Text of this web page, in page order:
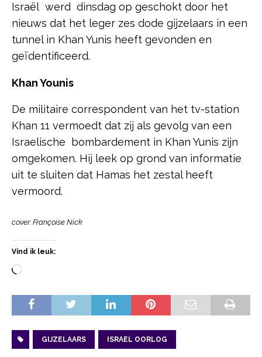
Israël werd dinsdag op geschokt door het
nieuws dat het leger zes dode gijzelaars in een
tunnel in Khan Yunis heeft gevonden en
geïdentificeerd.
Khan Younis
De militaire correspondent van het tv-station
Khan 11 vermoedt dat zij als gevolg van een
Israelische bombardement in Khan Yunis zijn
omgekomen. Hij leek op grond van informatie
uit te sluiten dat Hamas het zestal heeft
vermoord.
cover: Françoise Nick
Vind ik leuk:
GIJZELAARS ISRAEL OORLOG